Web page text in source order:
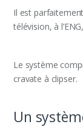
Il est
télévision, à
Le système
cravate à clipser.
Un